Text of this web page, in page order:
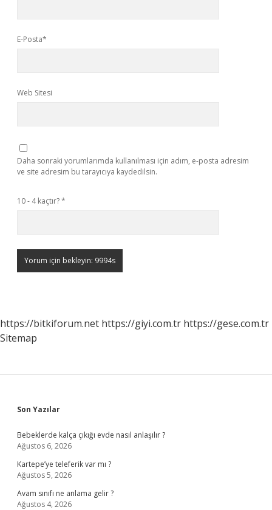
E-Posta*
Web Sitesi
Daha sonraki yorumlarımda kullanılması için adım, e-posta adresim
ve site adresim bu tarayıcıya kaydedilsin.
10 - 4 kaçtır?*
https://bitkiforum.net https://giyi.com.tr https://gese.com.tr
Sitemap
Sidebar
Son Yazılar
Bebeklerde kalça çıkığı evde nasıl anlaşılır ?
Ağustos 6, 2026
Kartepe’ye teleferik var mı ?
Ağustos 5, 2026
Avam sınıfı ne anlama gelir ?
Ağustos 4, 2026